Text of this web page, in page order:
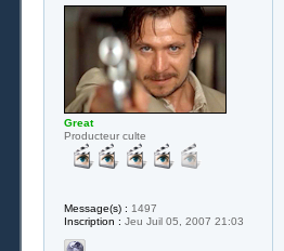
Great
Producteur culte
Message(s) : 1497
Inscription : Jeu Juil 05, 2007 21:03